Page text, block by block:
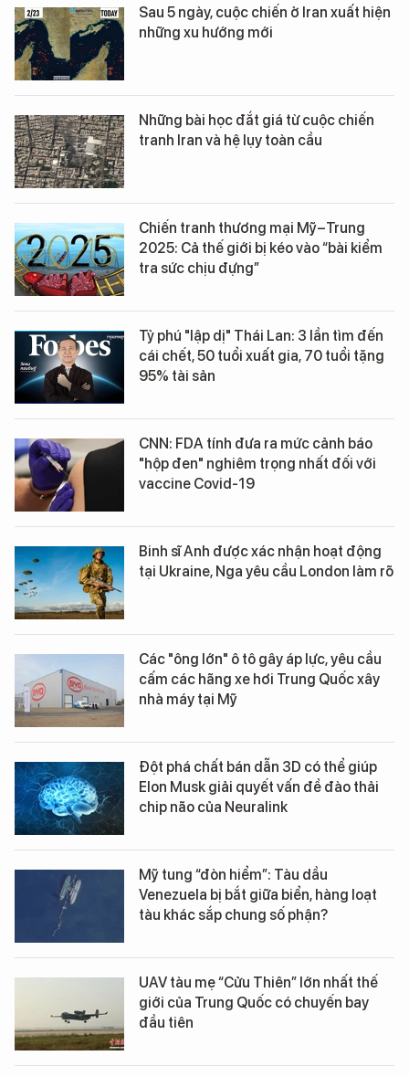
Sau 5 ngày, cuộc chiến ở Iran xuất hiện
những xu hướng mới
Những bài học đắt giá từ cuộc chiến
tranh Iran và hệ lụy toàn cầu
Chiến tranh thương mại Mỹ–Trung
2025: Cả thế giới bị kéo vào “bài kiểm
tra sức chịu đựng”
Tỷ phú "lập dị" Thái Lan: 3 lần tìm đến
cái chết, 50 tuổi xuất gia, 70 tuổi tặng
95% tài sản
CNN: FDA tính đưa ra mức cảnh báo
"hộp đen" nghiêm trọng nhất đối với
vaccine Covid-19
Binh sĩ Anh được xác nhận hoạt động
tại Ukraine, Nga yêu cầu London làm rõ
Các "ông lớn" ô tô gây áp lực, yêu cầu
cấm các hãng xe hơi Trung Quốc xây
nhà máy tại Mỹ
Đột phá chất bán dẫn 3D có thể giúp
Elon Musk giải quyết vấn đề đào thải
chip não của Neuralink
Mỹ tung “đòn hiểm”: Tàu dầu
Venezuela bị bắt giữa biển, hàng loạt
tàu khác sắp chung số phận?
UAV tàu mẹ “Cửu Thiên” lớn nhất thế
giới của Trung Quốc có chuyến bay
đầu tiên